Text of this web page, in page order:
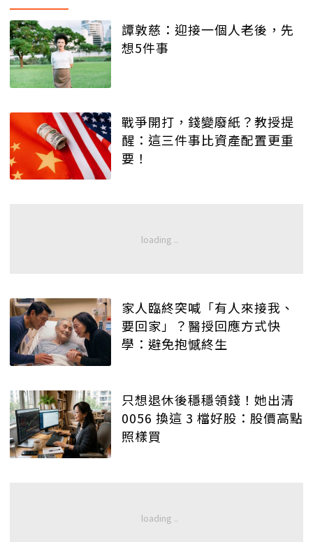
譚敦慈：迎接一個人老後，先
想5件事
戰爭開打，錢變廢紙？教授提
醒：這三件事比資產配置更重
要！
家人臨終突喊「有人來接我、
要回家」？醫授回應方式快
學：避免抱憾終生
只想退休後穩穩領錢！她出清
0056 換這 3 檔好股：股價高點
照樣買